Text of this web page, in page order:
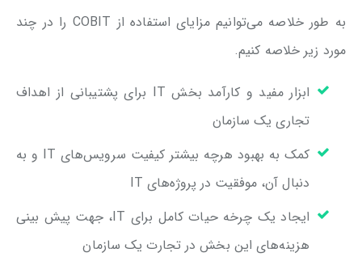
به طور خلاصه می‌توانیم مزایای استفاده از COBIT را در چند
مورد زیر خلاصه کنیم.
ابزار مفید و کارآمد بخش IT برای پشتیبانی از اهداف
تجاری یک سازمان
کمک به بهبود هرچه بیشتر کیفیت سرویس‌های IT و به
دنبال آن، موفقیت در پروژه‌های IT
ایجاد یک چرخه حیات کامل برای IT، جهت پیش بینی
هزینه‌های این بخش در تجارت یک سازمان